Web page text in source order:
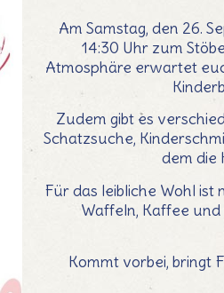
Am Samstag, den 26.
14:30 Uhr zum
Atmosphäre erwartet
Zudem gibt es
Schatzsuche,
dem die
Für das leibliche Wohl
Waffeln, Kaffee
Kommt vorbei, bringt